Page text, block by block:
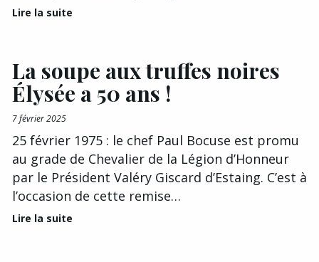
Lire la suite
La soupe aux truffes noires
Élysée a 50 ans !
7 février 2025
25 février 1975 : le chef Paul Bocuse est promu
au grade de Chevalier de la Légion d’Honneur
par le Président Valéry Giscard d’Estaing. C’est à
l’occasion de cette remise…
Lire la suite